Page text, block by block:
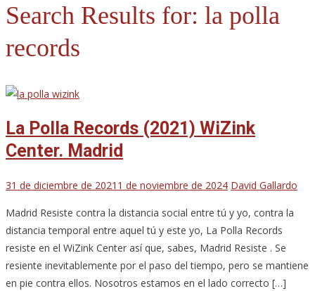
Search Results for: la polla
records
La Polla Records (2021) WiZink
Center. Madrid
31 de diciembre de 2021 1 de noviembre de 2024 David Gallardo
Madrid Resiste contra la distancia social entre tú y yo, contra la
distancia temporal entre aquel tú y este yo, La Polla Records
resiste en el WiZink Center así que, sabes, Madrid Resiste . Se
resiente inevitablemente por el paso del tiempo, pero se mantiene
en pie contra ellos. Nosotros estamos en el lado correcto […]